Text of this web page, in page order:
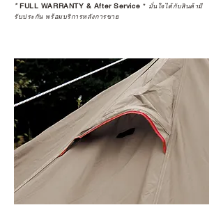
*FULL WARRANTY & After Service * มั่นใจได้กับสินค้ามี
รับประกัน พร้อมบริการหลังการขาย